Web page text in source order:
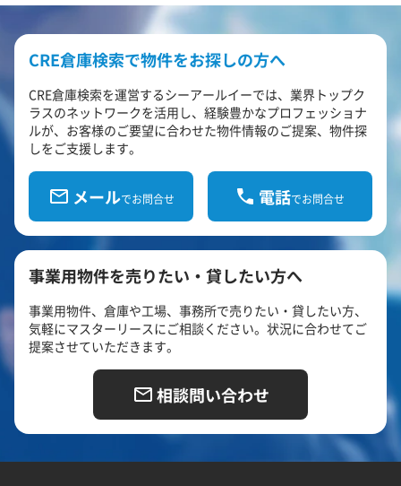
CRE倉庫検索で物件をお探しの方へ
CRE倉庫検索を運営するシーアールイーでは、業界トップク
ラスのネットワークを活用し、経験豊かなプロフェッショナ
ルが、お客様のご要望に合わせた物件情報のご提案、物件探
しをご支援します。
メールでお問合せ 電話でお問合せ
事業用物件を売りたい・貸したい方へ
事業用物件、倉庫や工場、事務所で売りたい・貸したい方、
気軽にマスターリースにご相談ください。状況に合わせてご
提案させていただきます。
相談問い合わせ